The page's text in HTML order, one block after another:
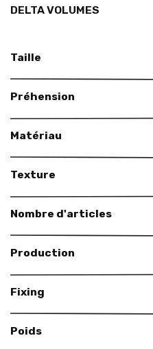
DELTA VOLUMES
Taille
Préhension
Matériau
Texture
Nombre d'articles
Production
Fixing
Poids